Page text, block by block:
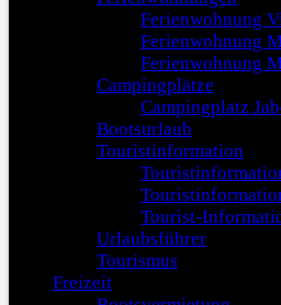
Ferienwohnung
Ferienwohnung
Ferienwohnung
Campingplätze
Campingplatz
Bootsurlaub
Touristinformation
Tourist-
Urlaubsführer
Tourismus
Freizeit